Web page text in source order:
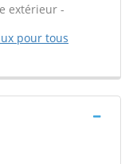
extérieur -
pour tous